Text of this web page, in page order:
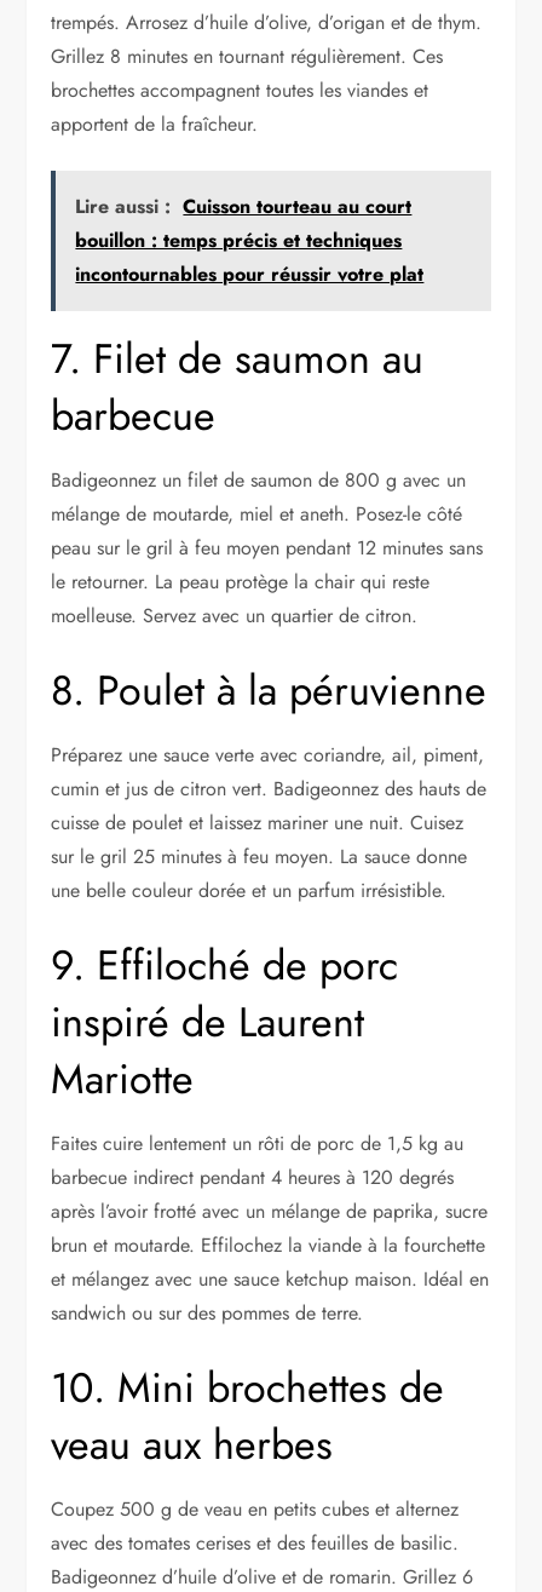
trempés. Arrosez d’huile d’olive, d’origan et de thym.
Grillez 8 minutes en tournant régulièrement. Ces
brochettes accompagnent toutes les viandes et
apportent de la fraîcheur.
Lire aussi : Cuisson tourteau au court
bouillon : temps précis et techniques
incontournables pour réussir votre plat
7. Filet de saumon au
barbecue
Badigeonnez un filet de saumon de 800 g avec un
mélange de moutarde, miel et aneth. Posez-le côté
peau sur le gril à feu moyen pendant 12 minutes sans
le retourner. La peau protège la chair qui reste
moelleuse. Servez avec un quartier de citron.
8. Poulet à la péruvienne
Préparez une sauce verte avec coriandre, ail, piment,
cumin et jus de citron vert. Badigeonnez des hauts de
cuisse de poulet et laissez mariner une nuit. Cuisez
sur le gril 25 minutes à feu moyen. La sauce donne
une belle couleur dorée et un parfum irrésistible.
9. Effiloché de porc
inspiré de Laurent
Mariotte
Faites cuire lentement un rôti de porc de 1,5 kg au
barbecue indirect pendant 4 heures à 120 degrés
après l’avoir frotté avec un mélange de paprika, sucre
brun et moutarde. Effilochez la viande à la fourchette
et mélangez avec une sauce ketchup maison. Idéal en
sandwich ou sur des pommes de terre.
10. Mini brochettes de
veau aux herbes
Coupez 500 g de veau en petits cubes et alternez
avec des tomates cerises et des feuilles de basilic.
Badigeonnez d’huile d’olive et de romarin. Grillez 6